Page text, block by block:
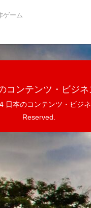
ゲーム
コンテンツ・ビジネ
日本のコンテンツ・ビジ
Reserved.